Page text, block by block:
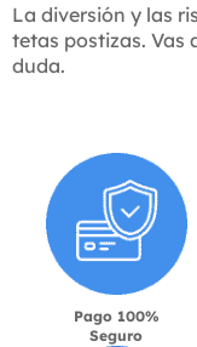
La diversión y las
tetas postizas. Vas
duda.
Pago 100%
Seguro